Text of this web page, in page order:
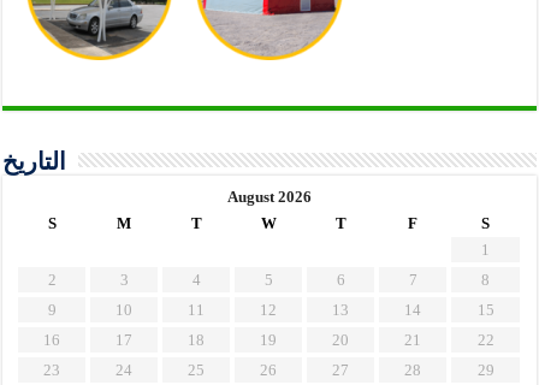
التاريخ
August 2026
S
M T W T F
S
1
2
3 4 5 6 7
8
9
10 11 12 13 14
15
16
17 18 19 20 21
22
23
24 25 26 27 28
29